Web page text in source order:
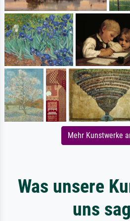
Mehr Kunstwerke
Was unsere
uns